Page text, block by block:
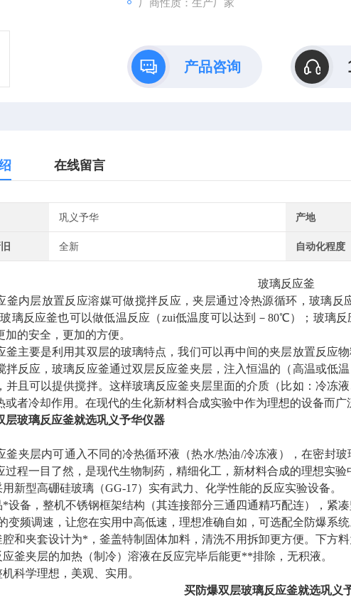
厂商性质：生产厂家
产品咨询
在线留言
巩义予华 产地
全新 自动化程度
玻璃反应釜
釜内层放置反应溶媒可做搅拌反应，夹层通过冷热源循环，玻璃反
璃反应釜也可以做低温反应（zui低温度可以达到－80℃）；玻璃
加的安全，更加的方便。
釜主要是利用其双层的玻璃特点，我们可以再中间的夹层放置反应
拌反应，玻璃反应釜通过双层反应釜夹层，注入恒温的（高温或低
并且可以提供搅拌。这样玻璃反应釜夹层里面的介质（比如：冷冻
或者冷却作用。在现代的生化新材料合成实验中作为理想的设备而广
层玻璃反应釜就选巩义予华仪器
釜夹层内可通入不同的冷热循环液（热水/热油/冷冻液），在密封
过程一目了然，是现代生物制药，精细化工，新材料合成的理想实验
型高硼硅玻璃（GG-17）实有武力、化学性能的反应实验设备。
*设备，整机不锈钢框架结构（其连接部分三通四通精巧配连），紧凑
频调速，让您在实用中高低速，理想准确自如，可选配全防爆系统
夹套设计为*，釜盖特制固体加料，清洗不用拆卸更方便。下方料
夹层的加热（制冷）溶液在反应完毕后能更**排除，无积液。
学理想，美观、实用。
买防爆双层玻璃反应釜就选巩义